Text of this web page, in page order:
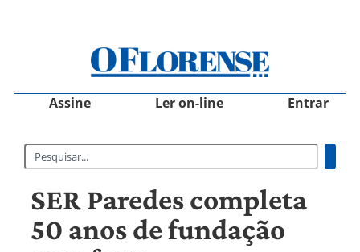
Assine Ler on-line Entrar
SER Paredes completa
50 anos de fundação